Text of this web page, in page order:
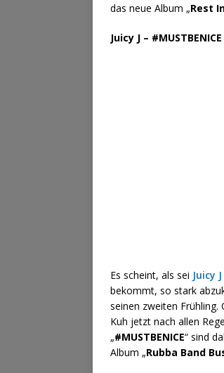
das neue Album „Rest
Juicy J – #MUSTBENICE
Es scheint, als sei Juicy J
bekommt, so stark
seinen zweiten
Kuh jetzt nach allen
„#MUSTBENICE“ sind
Album „Rubba Band